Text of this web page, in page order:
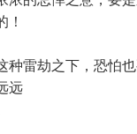
！
雷劫之下，恐怕也
远